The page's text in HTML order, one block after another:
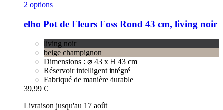
2 options
elho Pot de Fleurs Foss Rond 43 cm, living noir
living noir
beige champignon
Dimensions : ⌀ 43 x H 43 cm
Réservoir intelligent intégré
Fabriqué de manière durable
39,99 €
Livraison jusqu'au 17 août